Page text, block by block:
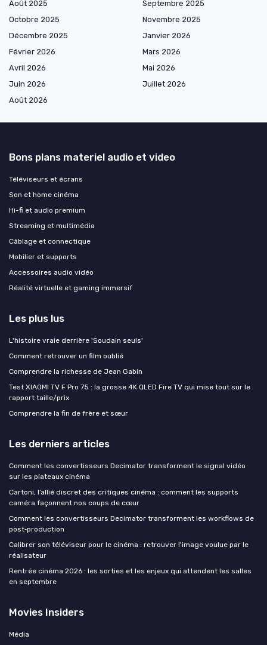
Août 2025
Septembre 2025
Octobre 2025
Novembre 2025
Décembre 2025
Janvier 2026
Février 2026
Mars 2026
Avril 2026
Mai 2026
Juin 2026
Juillet 2026
Août 2026
Bons plans materiel audio et video
Téléviseurs et écrans
Son et home cinéma
Hi-fi et audio premium
Streaming et multimédia
Câblage et connectique
Mobilier et supports
Accessoires audio vidéo
Réalité virtuelle et gaming immersif
Les plus lus
L'histoire vraie derrière 'Soudain seuls'
Comment retrouver un film oublié
Comprendre la richesse de Jean Gabin
Test XIAOMI TV F Pro 75 : la grosse 4K QLED Fire TV qui mise tout sur le
rapport taille/prix
Comprendre la fin de frère et sœur
Les derniers articles
Comment les convertisseurs Decimator transforment le signal vidéo
sur les plateaux cinéma
Cartoni, l’allié discret des critiques cinéma : comment les supports
caméra façonnent nos coups de cœur
Comment les convertisseurs Decimator transforment les workflows de
post‑production
Calibrer son téléviseur pour le cinéma : retrouver l'image voulue par le
réalisateur
Rentrée cinéma 2026 : les sorties et les enjeux qui attendent les salles
en septembre
Movies Insiders
Média